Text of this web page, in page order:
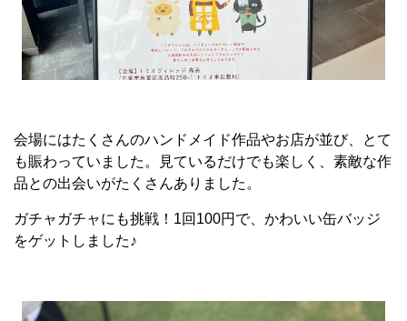
会場にはたくさんのハンドメイド作品やお店が並び、とて
も賑わっていました。見ているだけでも楽しく、素敵な作
品との出会いがたくさんありました。
ガチャガチャにも挑戦！1回100円で、かわいい缶バッジ
をゲットしました♪